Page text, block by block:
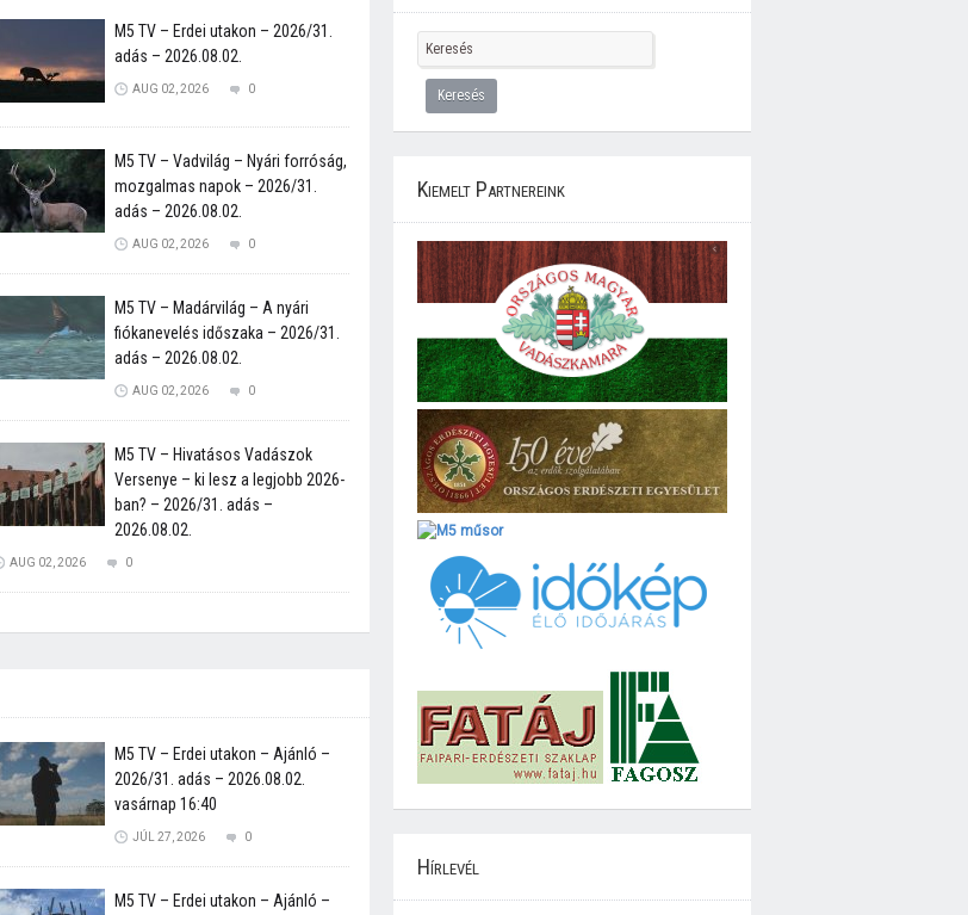
M5 TV – Erdei utakon – 2026/31.
adás – 2026.08.02.
AUG 02, 2026 0
M5 TV – Vadvilág – Nyári forróság,
mozgalmas napok – 2026/31.
adás – 2026.08.02.
AUG 02, 2026 0
M5 TV – Madárvilág – A nyári
fiókanevelés időszaka – 2026/31.
adás – 2026.08.02.
AUG 02, 2026 0
M5 TV – Hivatásos Vadászok
Versenye – ki lesz a legjobb 2026-
ban? – 2026/31. adás –
2026.08.02.
AUG 02, 2026 0
M5 TV – Erdei utakon – Ajánló –
2026/31. adás – 2026.08.02.
vasárnap 16:40
JÚL 27, 2026 0
M5 TV – Erdei utakon – Ajánló –
Kiemelt Partnereink
Hírlevél